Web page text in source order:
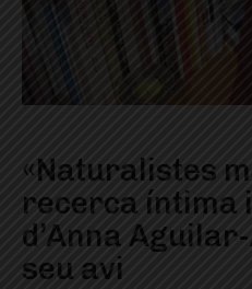
«Naturalistes
recerca íntima
d’Anna
seu avi